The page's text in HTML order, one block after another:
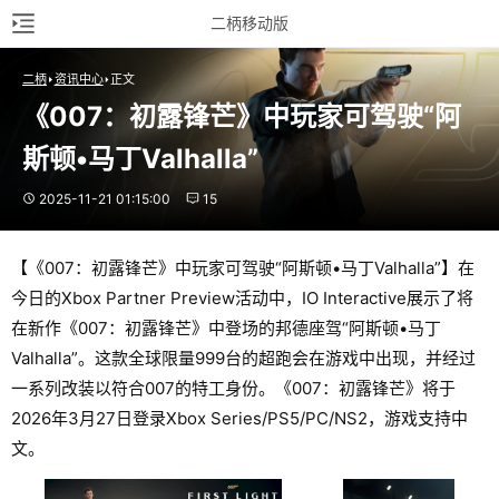
二柄移动版
二柄 资讯中心 正文
《007：初露锋芒》中玩家可驾驶“阿
斯顿•马丁Valhalla”
2025-11-21 01:15:00 15
【《007：初露锋芒》中玩家可驾驶“阿斯顿•马丁Valhalla”】在
今日的Xbox Partner Preview活动中，IO Interactive展示了将
在新作《007：初露锋芒》中登场的邦德座驾“阿斯顿•马丁
Valhalla”。这款全球限量999台的超跑会在游戏中出现，并经过
一系列改装以符合007的特工身份。《007：初露锋芒》将于
2026年3月27日登录Xbox Series/PS5/PC/NS2，游戏支持中
文。